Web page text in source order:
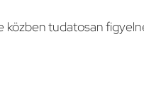
közben tudatosan